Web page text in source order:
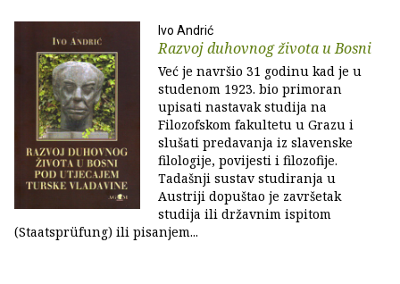
Ivo Andrić
Razvoj duhovnog života u Bosni
Već je navršio 31 godinu kad je u
studenom 1923. bio primoran
upisati nastavak studija na
Filozofskom fakultetu u Grazu i
slušati predavanja iz slavenske
filologije, povijesti i filozofije.
Tadašnji sustav studiranja u
Austriji dopuštao je završetak
studija ili državnim ispitom
(Staatsprüfung) ili pisanjem...